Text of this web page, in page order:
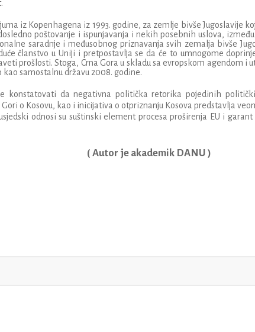
iz Kopenhagena iz 1993. godine, za zemlje bivše Jugoslavije
poštovanje i ispunjavanja i nekih posebnih uslova,
saradnje i međusobnog priznavanja svih zemalja bivše
članstvo u Uniji i pretpostavlja se da će to umnogome
prošlosti. Stoga, Crna Gora u skladu sa evropskom agendom i
kao samostalnu državu 2008. godine.
konstatovati da negativna politička retorika pojedinih
o Kosovu, kao i inicijativa o otpriznanju Kosova predstavlja
odnosi su suštinski element procesa proširenja EU i
( Autor je akademik DANU )